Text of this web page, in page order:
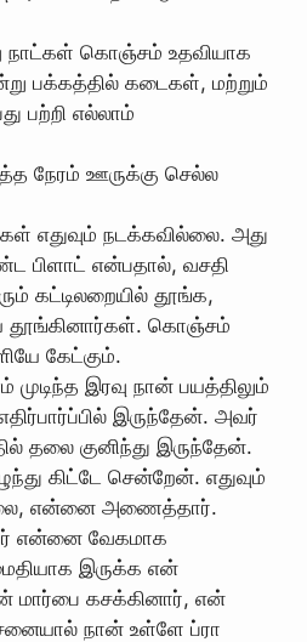
நாட்கள் கொஞ்சம் உதவியாக
பக்கத்தில் கடைகள், மற்றும்
பற்றி எல்லாம்
நேரம் ஊருக்கு செல்ல
எதுவும் நடக்கவில்லை. அது
பிளாட் என்பதால், வசதி
கட்டிலறையில் தூங்க,
தூங்கினார்கள். கொஞ்சம்
கேட்கும்.
இரவு நான் பயத்திலும்
இருந்தேன். அவர்
தலை குனிந்து இருந்தேன்.
கிட்டே சென்றேன். எதுவும்
என்னை அணைத்தார்.
என்னை வேகமாக
இருக்க என்
மார்பை கசக்கினார், என்
நான் உள்ளே ப்ரா